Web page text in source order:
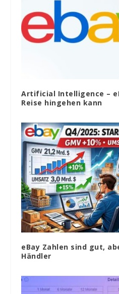
Artificial Intelligence –
Reise hingehen kann
eBay Zahlen sind gut,
Händler